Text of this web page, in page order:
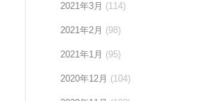
2021年3月 (114)
2021年2月 (98)
2021年1月 (95)
2020年12月 (104)